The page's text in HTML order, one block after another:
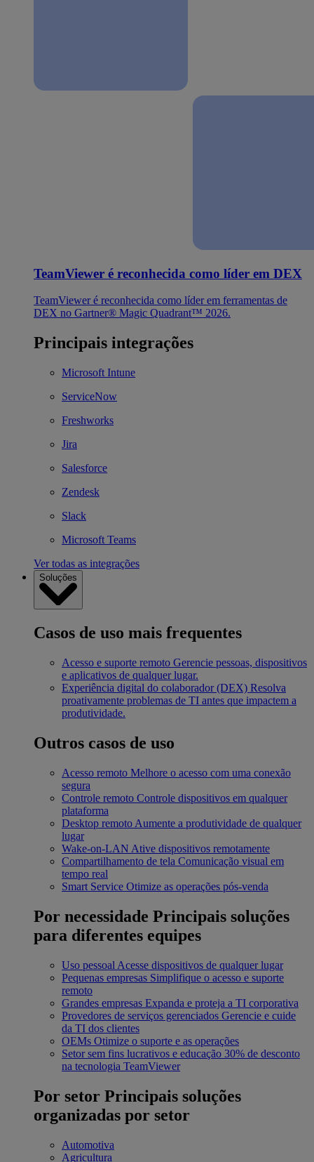
TeamViewer é reconhecida como líder em DEX
TeamViewer é reconhecida como líder em ferramentas de
DEX no Gartner® Magic Quadrant™ 2026.
Principais integrações
Microsoft Intune
ServiceNow
Freshworks
Jira
Salesforce
Zendesk
Slack
Microsoft Teams
Ver todas as integrações
Soluções
Casos de uso mais frequentes
Acesso e suporte remoto Gerencie pessoas, dispositivos
e aplicativos de qualquer lugar.
Experiência digital do colaborador (DEX) Resolva
proativamente problemas de TI antes que impactem a
produtividade.
Outros casos de uso
Acesso remoto Melhore o acesso com uma conexão
segura
Controle remoto Controle dispositivos em qualquer
plataforma
Desktop remoto Aumente a produtividade de qualquer
lugar
Wake-on-LAN Ative dispositivos remotamente
Compartilhamento de tela Comunicação visual em
tempo real
Smart Service Otimize as operações pós-venda
Por necessidade Principais soluções
para diferentes equipes
Uso pessoal Acesse dispositivos de qualquer lugar
Pequenas empresas Simplifique o acesso e suporte
remoto
Grandes empresas Expanda e proteja a TI corporativa
Provedores de serviços gerenciados Gerencie e cuide
da TI dos clientes
OEMs Otimize o suporte e as operações
Setor sem fins lucrativos e educação 30% de desconto
na tecnologia TeamViewer
Por setor Principais soluções
organizadas por setor
Automotiva
Agricultura